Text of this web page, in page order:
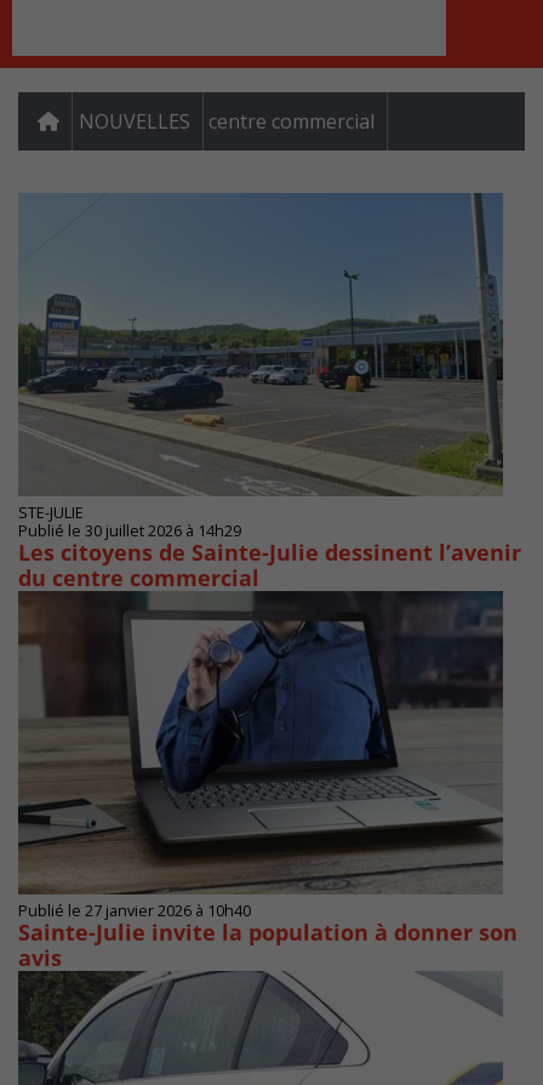
NOUVELLES centre commercial
STE-JULIE
Publié le 30 juillet 2026 à 14h29
Les citoyens de Sainte-Julie dessinent l’avenir
du centre commercial
Publié le 27 janvier 2026 à 10h40
Sainte-Julie invite la population à donner son
avis